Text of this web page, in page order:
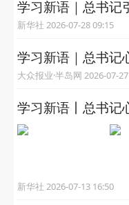
学习新语｜总书记
新华社 2026-07-28 09:15
学习新语｜总书记
大众报业·半岛网
学习新语丨总书记
新华社 2026-07-13 16:50